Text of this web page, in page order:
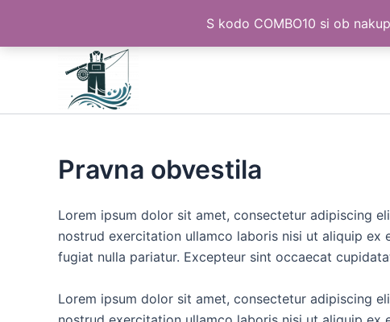
S kodo COMBO10 si ob
Pravna obvestila
Lorem ipsum dolor sit amet, consectetur adipiscing
nostrud exercitation ullamco laboris nisi ut aliquip
fugiat nulla pariatur. Excepteur sint occaecat
Lorem ipsum dolor sit amet, consectetur adipiscing